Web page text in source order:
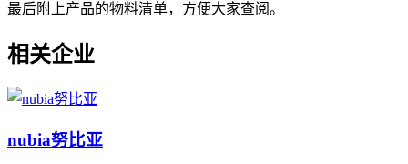
最后附上产品的物料清单，方便大家查阅。
相关企业
nubia努比亚